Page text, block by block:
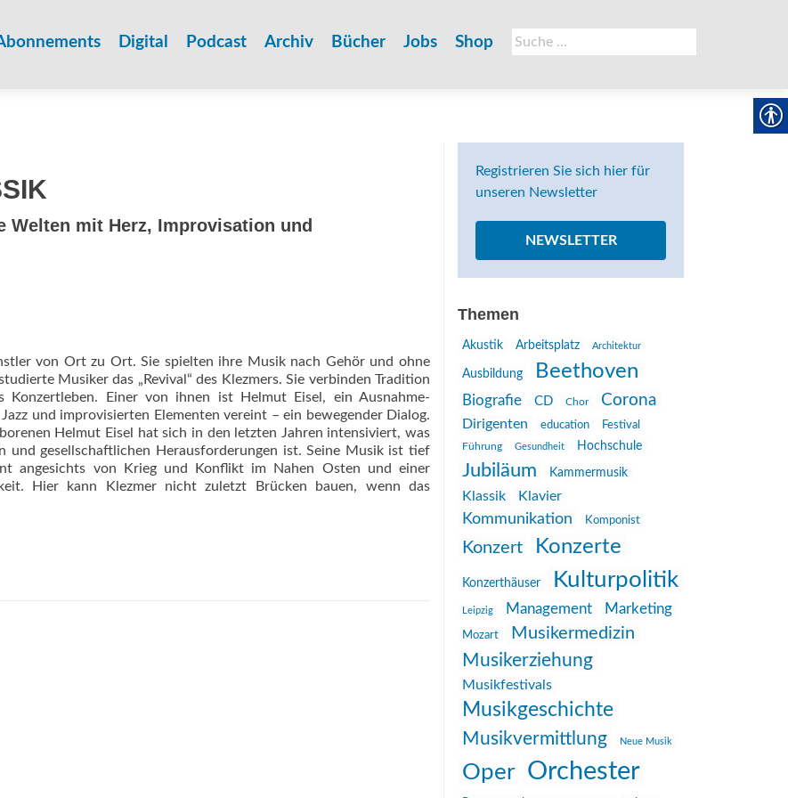
Suche
nach:
Digital Podcast Archiv Bücher Jobs Shop
mit Herz, ­Improvisation und
von Ort zu Ort. Sie spielten ihre Musik nach Gehör und ohne
Musiker das „Revival“ des Klezmers. Sie verbinden Tradition
Einer von ihnen ist Helmut Eisel, ein Ausnahme-
und improvisierten Elementen vereint – ein bewegender Dialog.
Helmut Eisel hat sich in den letzten Jahren intensiviert, was
gesellschaftlichen Herausforderungen ist. Seine Musik ist tief
angesichts von Krieg und Konflikt im Nahen Osten und einer
Hier kann Klezmer nicht zuletzt Brücken bauen, wenn das
Registrieren Sie sich hier für
unseren Newsletter
NEWSLETTER
Themen
Akustik Arbeitsplatz Architektur
Ausbildung Beethoven
Biografie CD Chor Corona
Dirigenten education
Festival
Führung
Gesundheit Hochschule
Jubiläum Kammermusik
Klassik Klavier
Kommunikation Komponist
Konzert Konzerte
Konzerthäuser Kulturpolitik
Leipzig Management Marketing
Mozart Musikermedizin
Musikerziehung
Musikfestivals
Musikgeschichte
Musikvermittlung Neue Musik
Oper Orchester